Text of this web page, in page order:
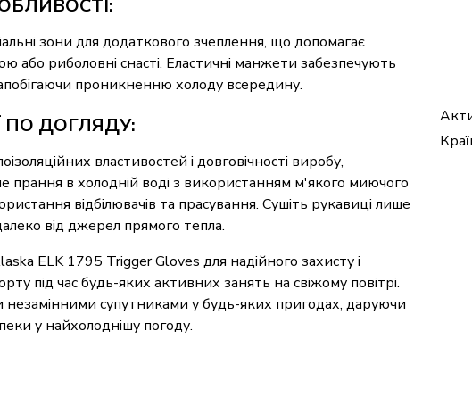
зони для додаткового зчеплення, що допомагає
або риболовні снасті. Еластичні манжети забезпечують
проникненню холоду всередину.
ПО ДОГЛЯДУ:
властивостей і довговічності виробу,
прання в холодній воді з використанням м'якого миючого
відбілювачів та прасування. Сушіть рукавиці лише
від джерел прямого тепла.
ELK 1795 Trigger Gloves для надійного захисту і
під час будь-яких активних занять на свіжому повітрі.
супутниками у будь-яких пригодах, даруючи
у найхолоднішу погоду.